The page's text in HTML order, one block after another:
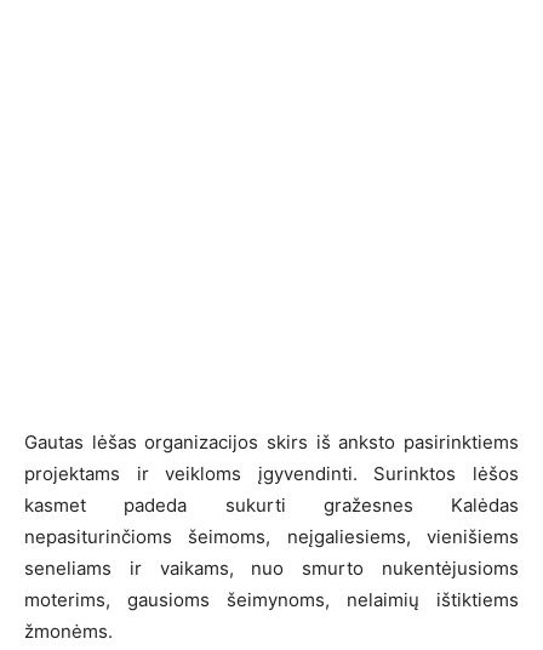
Gautas lėšas organizacijos skirs iš anksto pasirinktiems
projektams ir veikloms įgyvendinti. Surinktos lėšos
kasmet padeda sukurti gražesnes Kalėdas
nepasiturinčioms šeimoms, neįgaliesiems, vienišiems
seneliams ir vaikams, nuo smurto nukentėjusioms
moterims, gausioms šeimynoms, nelaimių ištiktiems
žmonėms.